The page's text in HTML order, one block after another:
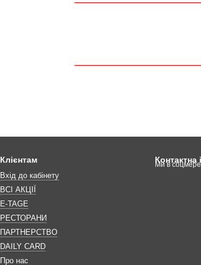
Клієнтам
Вхід до кабінету
ВСІ АКЦІЇ
E-TAGE
РЕСТОРАНИ
ПАРТНЕРСТВО
DAILY CARD
Про нас
Контактна
Ми в